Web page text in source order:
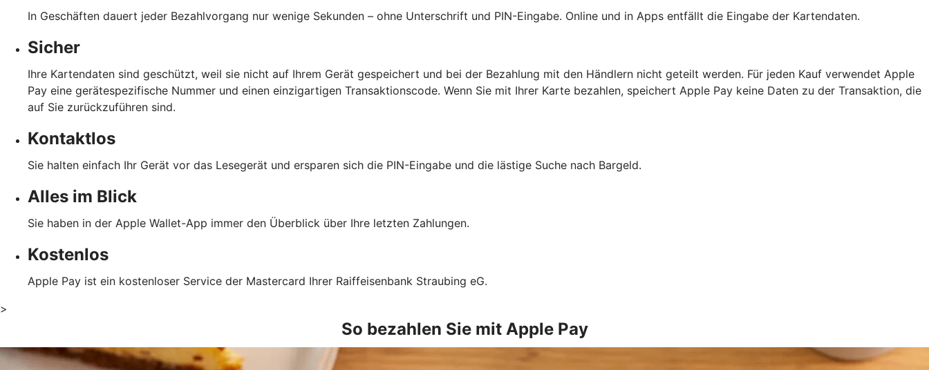
In Geschäften dauert jeder Bezahlvorgang nur wenige Sekunden – ohne Unterschrift und PIN-Eingabe. Online und in Apps entfällt die Eingabe der Kartendaten.
Sicher
Ihre Kartendaten sind geschützt, weil sie nicht auf Ihrem Gerät gespeichert und bei der Bezahlung mit den Händlern nicht geteilt werden. Für jeden Kauf verwendet Apple
Pay eine gerätespezifische Nummer und einen einzigartigen Transaktionscode. Wenn Sie mit Ihrer Karte bezahlen, speichert Apple Pay keine Daten zu der Transaktion, die
auf Sie zurückzuführen sind.
Kontaktlos
Sie halten einfach Ihr Gerät vor das Lesegerät und ersparen sich die PIN-Eingabe und die lästige Suche nach Bargeld.
Alles im Blick
Sie haben in der Apple Wallet-App immer den Überblick über Ihre letzten Zahlungen.
Kostenlos
Apple Pay ist ein kostenloser Service der Mastercard Ihrer Raiffeisenbank Straubing eG.
>
So bezahlen Sie mit Apple Pay